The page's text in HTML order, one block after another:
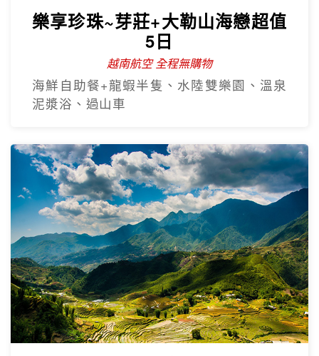
沙壩秘境~雲端纜車吉吉村5日
越南航空
番西邦纜車、秘境吉吉村、沙壩教堂、全
程無購物站